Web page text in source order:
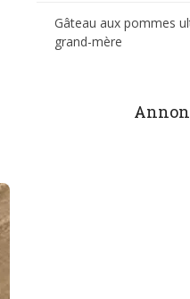
Gâteau aux pommes
grand-mère